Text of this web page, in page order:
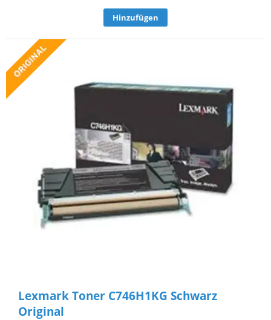
Hinzufügen
Lexmark Toner C746H1KG Schwarz
Original